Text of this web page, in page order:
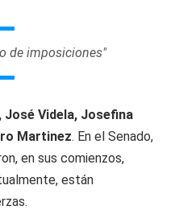
de imposiciones"
José Videla, Josefina
Martinez. En el Senado,
en sus comienzos,
están